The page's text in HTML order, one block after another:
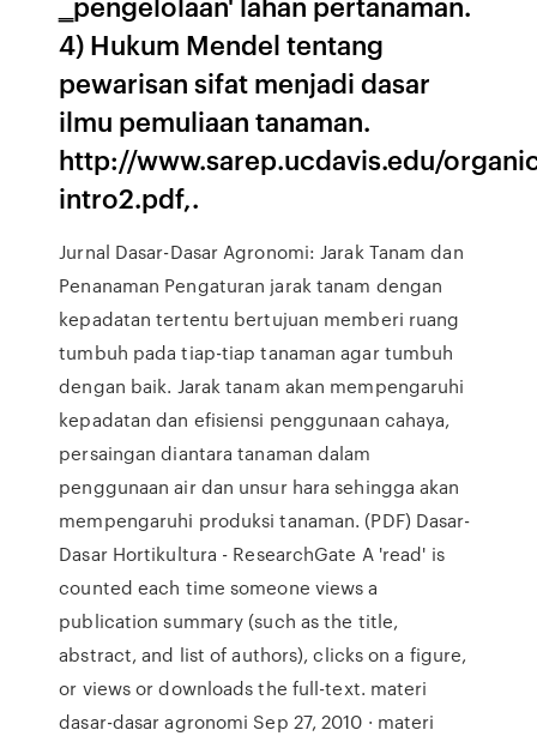
4) Hukum Mendel tentang
pewarisan sifat menjadi dasar
ilmu pemuliaan tanaman.
http://www.sarep.ucdavis.edu/
intro2.pdf,.
Jurnal Dasar-Dasar Agronomi: Jarak Tanam dan
Penanaman Pengaturan jarak tanam dengan
kepadatan tertentu bertujuan memberi ruang
tumbuh pada tiap-tiap tanaman agar tumbuh
dengan baik. Jarak tanam akan mempengaruhi
kepadatan dan efisiensi penggunaan cahaya,
persaingan diantara tanaman dalam
penggunaan air dan unsur hara sehingga akan
mempengaruhi produksi tanaman. (PDF) Dasar-
Dasar Hortikultura - ResearchGate A 'read' is
counted each time someone views a
publication summary (such as the title,
abstract, and list of authors), clicks on a figure,
or views or downloads the full-text. materi
dasar-dasar agronomi Sep 27, 2010 · materi